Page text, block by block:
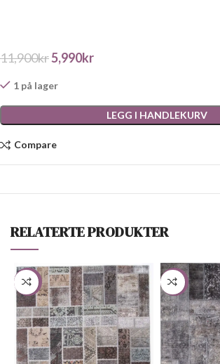
11,900kr5,990kr
1 på lager
LEGG I HANDLEKURV
Compare
RELATERTE PRODUKTER
-50% -58%